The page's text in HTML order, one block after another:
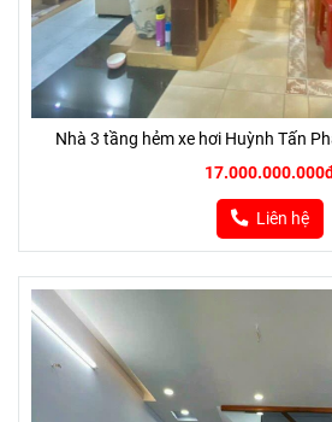
Nhà 3 tầng hẻm xe hơi Huỳnh Tấn
Liên hệ